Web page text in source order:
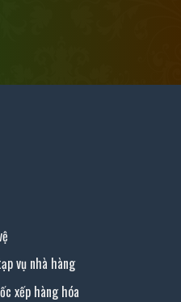
vụ nhà hàng
xếp hàng hóa